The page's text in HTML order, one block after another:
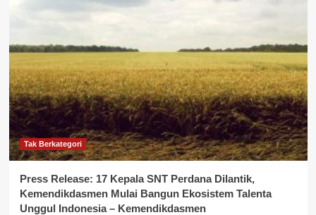
Tak Berkategori
Press Release: 17 Kepala SNT Perdana Dilantik,
Kemendikdasmen Mulai Bangun Ekosistem Talenta
Unggul Indonesia – Kemendikdasmen